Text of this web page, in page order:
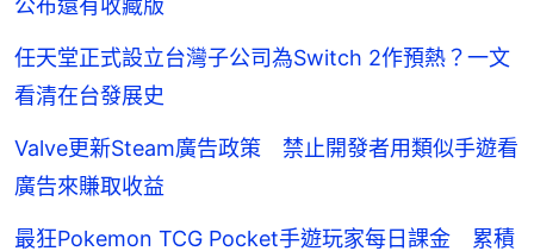
公布還有收藏版
任天堂正式設立台灣子公司為Switch 2作預熱？一文
看清在台發展史
Valve更新Steam廣告政策 禁止開發者用類似手遊看
廣告來賺取收益
最狂Pokemon TCG Pocket手遊玩家每日課金 累積